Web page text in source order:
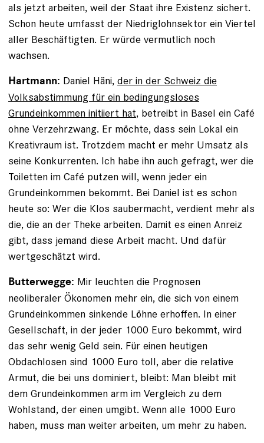
als jetzt arbeiten, weil der Staat ihre Existenz sichert.
Schon heute umfasst der Niedriglohnsektor ein Viertel
aller Beschäftigten. Er würde vermutlich noch
wachsen.
Hartmann: Daniel Häni, der in der Schweiz die
Volksabstimmung für ein bedingungsloses
Grundeinkommen ­initiiert hat, betreibt in Basel ein Café
ohne Verzehrzwang. Er möchte, dass sein Lokal ein
Kreativraum ist. Trotzdem macht er mehr Umsatz als
seine Konkurrenten. Ich habe ihn auch gefragt, wer die
Toiletten im Café putzen will, wenn jeder ein
Grundeinkommen bekommt. Bei Daniel ist es schon
heute so: Wer die Klos saubermacht, verdient mehr als
die, die an der Theke arbeiten. Damit es einen Anreiz
gibt, dass jemand diese Arbeit macht. Und dafür
wertgeschätzt wird.
Butterwegge: Mir leuchten die Prognosen
neoliberaler Ökonomen mehr ein, die sich von einem
Grundeinkommen sinkende Löhne erhoffen. In einer
Gesellschaft, in der jeder 1000 Euro bekommt, wird
das sehr wenig Geld sein. Für einen heutigen
Obdachlosen sind 1000 Euro toll, aber die relative
Armut, die bei uns dominiert, bleibt: Man bleibt mit
dem Grundeinkommen arm im Vergleich zu dem
Wohlstand, der einen umgibt. Wenn alle 1000 Euro
haben, muss man weiter arbeiten, um mehr zu haben.